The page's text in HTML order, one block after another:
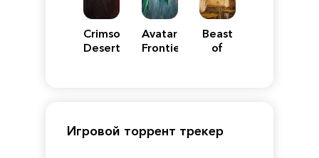
Crimson
Desert
Avatar:
Frontiers
Beast
of
Игровой торрент трекер